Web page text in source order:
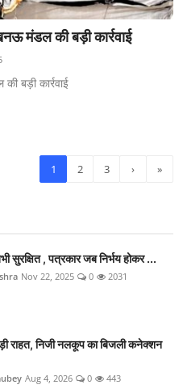
मंडल की बड़ी कार्रवाई
बड़ी कार्रवाई
1 2 3 › »
सुरक्षित , पत्रकार जब निर्भय होकर ...
Nov 22, 2025 0 2031
राहत, निजी नलकूप का बिजली कनेक्शन
Aug 4, 2026 0 443